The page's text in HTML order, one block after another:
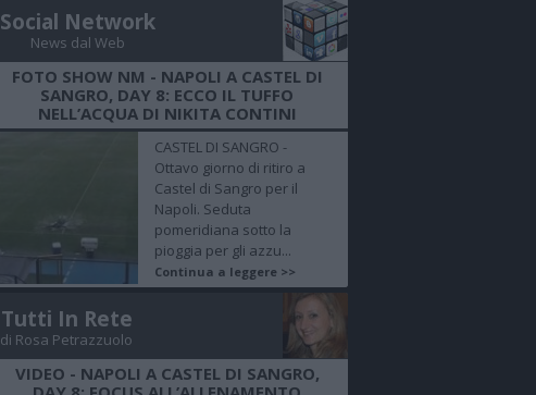
Social Network
News dal Web
FOTO SHOW NM - NAPOLI A CASTEL DI
SANGRO, DAY 8: ECCO IL TUFFO
NELL’ACQUA DI NIKITA CONTINI
CASTEL DI SANGRO -
Ottavo giorno di ritiro a
Castel di Sangro per il
Napoli. Seduta
pomeridiana sotto la
pioggia per gli azzu...
Continua a leggere >>
Tutti In Rete
di Rosa Petrazzuolo
VIDEO - NAPOLI A CASTEL DI SANGRO,